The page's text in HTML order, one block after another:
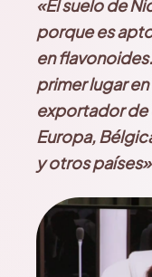
«El suelo de
porque es
en
primer lugar
exportador de
Europa,
y otros países»